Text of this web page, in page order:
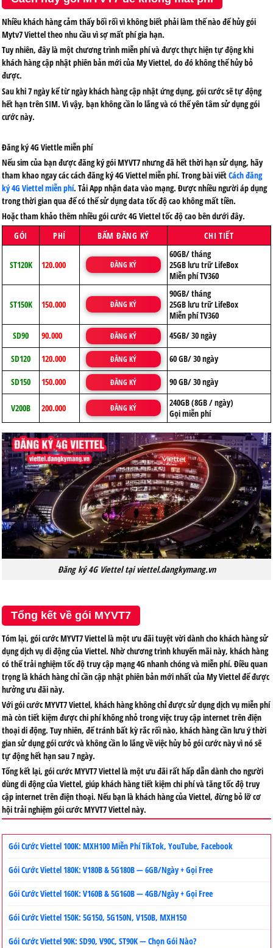
Nhiều khách hàng cảm thấy bối rối vì không biết phải làm thế nào để hủy gói
Mytv7 Viettel theo nhu cầu vì sợ mất phí gia hạn.
Tuy nhiên, đây là một chương trình miễn phí và được thực hiện tự động khi
khách hàng cập nhật phiên bản mới của My Viettel, do đó không thể hủy bỏ
được.
Sau khi 7 ngày kể từ ngày khách hàng cập nhật ứng dụng, gói cước sẽ tự động
hết hạn trên SIM. Vì vậy, bạn không cần lo lắng và có thể yên tâm sử dụng gói
cước này.
Đăng ký 4G Viettle miễn phí
Nếu sim của bạn được đăng ký gói MYVT7 nhưng đã hết thời hạn sử dụng, hãy
tham khao ngay các cách đăng ký 4G Viettel miễn phí. Trong bài viếtCách đăng
ký 4G Viettel miễn phí. Tải App nhận data vào mạng. Được nhiều người áp dụng
trong thời gian qua để có thể sử dụng data tốc độ cao không mất tiền.
Hoặc tham khảo thêm nhiều gói cước 4G Viettel tốc độ cao bên dưới đây.
GÓI
PHÍ BẤM ĐĂNG KÝ CHI TIẾT
ST120K 120.000 ĐĂNG KÝ
60GB/ tháng
25GB lưu trữ LifeBox
Miễn phí TV360
ST150K 150.000 ĐĂNG KÝ
90GB/ tháng
25GB lưu trữ LifeBox
Miễn phí TV360
SD90
90.000 ĐĂNG KÝ
45GB/ 30 ngày
SD120
120.000 ĐĂNG KÝ
60 GB/ 30 ngày
SD150
150.000 ĐĂNG KÝ 90 GB/ 30 ngày
V200B 200.000 ĐĂNG KÝ
240GB (8GB / ngày)
Gọi miễn phí
Đăng ký 4G Viettel tại viettel.dangkymang.vn
Tổng kết về gói MYVT7
Tóm lại, gói cước MYVT7 Viettel là một ưu đãi tuyệt vời dành cho khách hàng sử
dụng dịch vụ di động của Viettel. Nhờ chương trình khuyến mãi này, khách hàng
có thể trải nghiệm tốc độ truy cập mạng 4G nhanh chóng và miễn phí. Điều quan
trọng là khách hàng chỉ cần cập nhật phiên bản mới nhất của My Viettel để được
hưởng ưu đãi này.
Với gói cước MYVT7 Viettel, khách hàng không chỉ được sử dụng dịch vụ miễn phí
mà còn tiết kiệm được chi phí không nhỏ trong việc truy cập internet trên điện
thoại di động. Tuy nhiên, để tránh bất kỳ rắc rối nào, khách hàng cần lưu ý thời
gian sử dụng gói cước và không cần lo lắng về việc hủy bỏ gói cước này vì nó sẽ
tự động hết hạn sau 7 ngày.
Tổng kết lại, gói cước MYVT7 Viettel là một ưu đãi rất hấp dẫn dành cho người
dùng di động của Viettel, giúp khách hàng tiết kiệm chi phí và tăng tốc độ truy
cập internet trên điện thoại. Nếu bạn là khách hàng của Viettel, đừng bỏ lỡ cơ
hội trải nghiệm gói cước MYVT7 Viettel này.
Gói Cước Viettel 100K: MXH100 Miễn Phí TikTok, YouTube, Facebook
Gói Cước Viettel 180K: V180B & 5G180B — 6GB/Ngày + Gọi Free
Gói Cước Viettel 160K: V160B & 5G160B — 4GB/Ngày + Gọi Free
Gói Cước Viettel 150K: 5G150, 5G150N, V150B, MXH150
Gói Cước Viettel 90K: SD90, V90C, ST90K — Chọn Gói Nào?